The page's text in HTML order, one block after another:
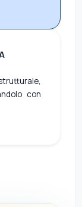
con